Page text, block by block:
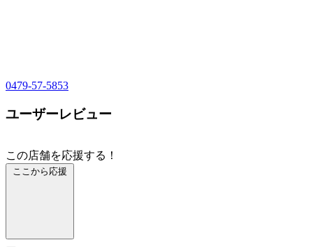
0479-57-5853
ユーザーレビュー
この店舗を応援する！
ここから応援